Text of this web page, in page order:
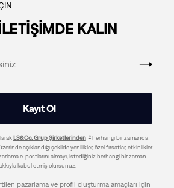
KALIN
Kayıt Ol
LS&Co. Grup Şirketlerinden
herhangi bir zamanda
açıklandığı şekilde yenilikler, özel fırsatlar, etkinlikler
e-postlarını almayı, istediğiniz herhangi bir zaman
kabul etmiş olursunuz.
pazarlama ve profil oluşturma amaçları için